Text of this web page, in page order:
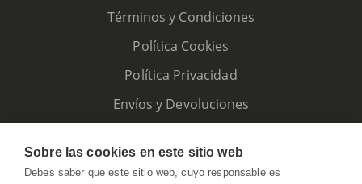
Términos y Condiciones
Política Cookies
Política Privacidad
Envíos y Devoluciones
Sobre las cookies en este sitio web
Debes saber que este sitio web, cuyo responsable es